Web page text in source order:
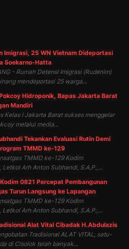
Imigrasi, 25 WN Vietnam Dideportasi
Soekarno-Hatta
- Rumah Detensi Imigrasi (Rudenim)
mendeportasi 25 warga...
Hidroponik, Bapas Jakarta Barat
Mandiri
Kelas I Jakarta Barat sukses menggelar
melalui media...
Tekankan Evaluasi Rutin Demi
TMMD ke-129
TMMD ke-129 Kodim
Letkol Arh Anton Subhandi, S.A.P.,...
0821 Percepat Pembangunan
Turun Langsung ke Lapangan
TMMD ke-129 Kodim
Letkol Arh Anton Subhandi, S.A.P.,...
Alat Vital Cibadak H.Abdulazis
Tradisional ALAT VITAL, satu-
di Cisolok telah banyak...